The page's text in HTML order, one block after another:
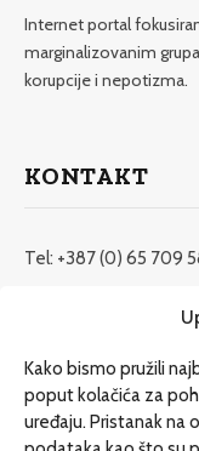
Kako bismo pružili
poput kolačića za
uređaju. Pristanak
Internet portal
marginalizovanim
korupcije i nepotizma.
KONTAKT
Tel: +387 (0) 65 709
Dosije